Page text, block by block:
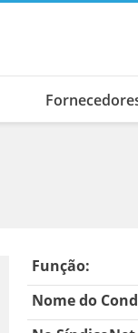
Função:
Nome do